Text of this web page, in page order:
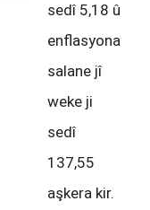
sedî 5,18 û
enflasyona
salane jî
weke ji
sedî
137,55
aşkera kir.